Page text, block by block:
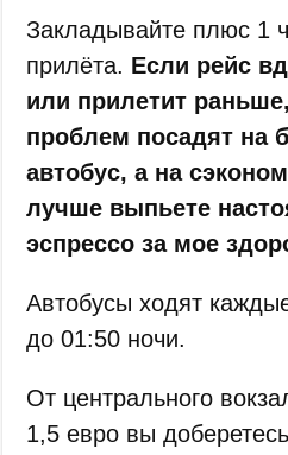
Закладывайте плюс 1
прилёта. Если рейс
или прилетит
проблем посадят на
автобус, а на
лучше выпьете
эспрессо за мое
Автобусы ходят
до 01:50 ночи.
От центрального
1,5 евро вы